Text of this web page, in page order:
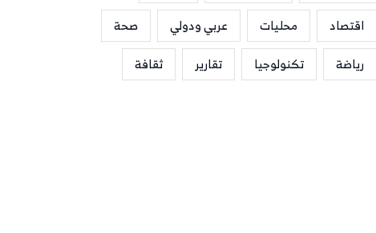
اقتصاد
محليات عربي ودولي
صحة
رياضة
تكنولوجيا تقارير ثقافة